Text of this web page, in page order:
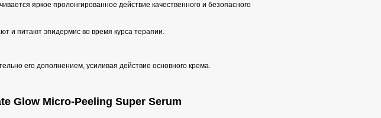
яркое пролонгированное действие качественного и безопасного
и питают эпидермис во время курса терапии.
его дополнением, усиливая действие основного крема.
Glow Micro-Peeling Super Serum